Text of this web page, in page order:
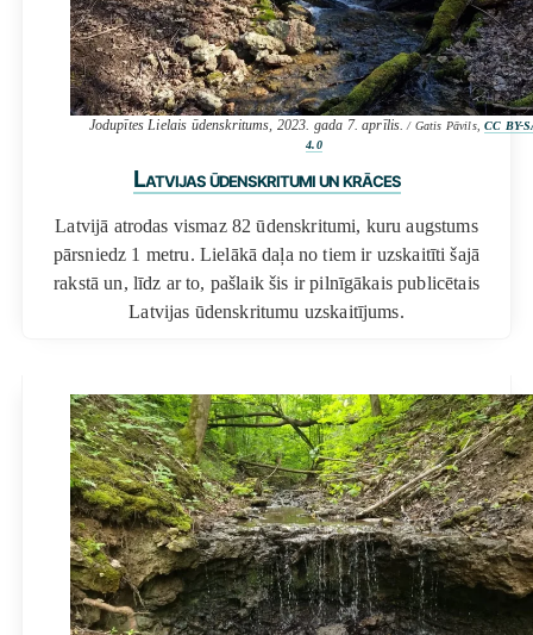
Jodupītes Lielais ūdenskritums, 2023. gada 7. aprīlis./ Gatis Pāvils,CC BY-
4.0
Latvijas ūdenskritumi un krāces
Latvijā atrodas vismaz 82 ūdenskritumi, kuru augstums
pārsniedz 1 metru. Lielākā daļa no tiem ir uzskaitīti šajā
rakstā un, līdz ar to, pašlaik šis ir pilnīgākais publicētais
Latvijas ūdenskritumu uzskaitījums.